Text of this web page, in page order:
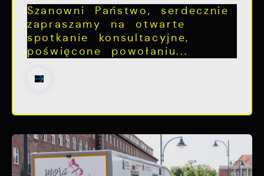
Szanowni Państwo, serdecznie
zapraszamy na otwarte
spotkanie konsultacyjne,
poświęcone powołaniu...